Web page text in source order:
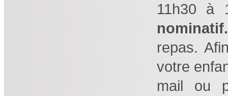
11h30 à
nominatif.
repas.
votre
mail ou